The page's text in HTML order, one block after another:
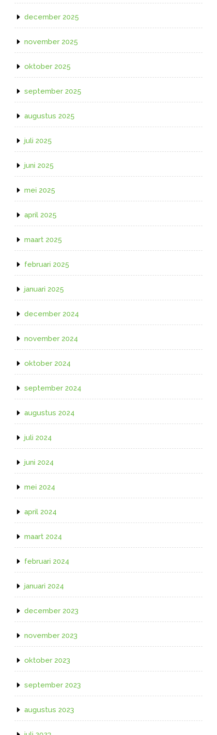
december 2025
november 2025
oktober 2025
september 2025
augustus 2025
juli 2025
juni 2025
mei 2025
april 2025
maart 2025
februari 2025
januari 2025
december 2024
november 2024
oktober 2024
september 2024
augustus 2024
juli 2024
juni 2024
mei 2024
april 2024
maart 2024
februari 2024
januari 2024
december 2023
november 2023
oktober 2023
september 2023
augustus 2023